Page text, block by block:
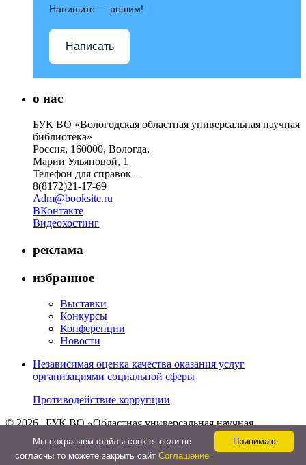
Напишите — решим!
Написать
о нас
БУК ВО «Вологодская областная универсальная научная
библиотека»
Россия, 160000, Вологда,
Марии Ульяновой, 1
Телефон для справок –
8(8172)21-17-69
Adm@booksite.ru
ВКонтакте
Видеохостинг
реклама
избранное
Выставки
Конкурсы
Конференции
Новости
Независимая оценка качества оказания услуг
организациями социальной сферы
Противодействие коррупции
© 2026 | БУК ВО «Областная универсальная научная
библиотека»
Принимаю
Мы cохраняем файлы cookie: если не
согласны то можете закрыть сайт Соглашение